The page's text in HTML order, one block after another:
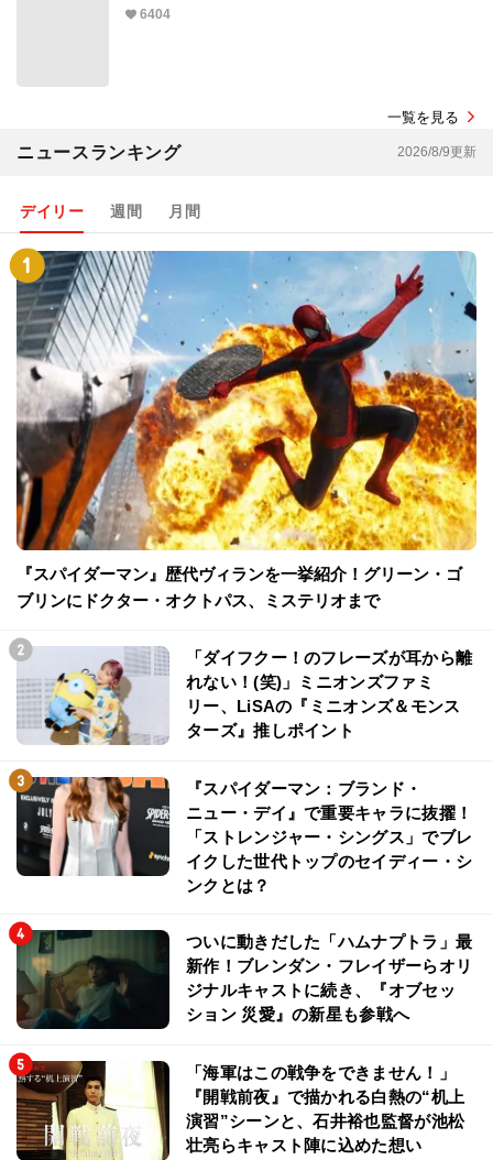
6404
一覧を見る
ニュースランキング 2026/8/9更新
デイリー 週間 月間
『スパイダーマン』歴代ヴィランを一挙紹介！グリーン・ゴ
ブリンにドクター・オクトパス、ミステリオまで
「ダイフクー！のフレーズが耳から離
れない！(笑)」ミニオンズファミ
リー、LiSAの『ミニオンズ＆モンス
ターズ』推しポイント
『スパイダーマン：ブランド・
ニュー・デイ』で重要キャラに抜擢！
「ストレンジャー・シングス」でブレ
イクした世代トップのセイディー・シ
ンクとは？
ついに動きだした「ハムナプトラ」最
新作！ブレンダン・フレイザーらオリ
ジナルキャストに続き、『オブセッ
ション 災愛』の新星も参戦へ
「海軍はこの戦争をできません！」
『開戦前夜』で描かれる白熱の“机上
演習”シーンと、石井裕也監督が池松
壮亮らキャスト陣に込めた想い